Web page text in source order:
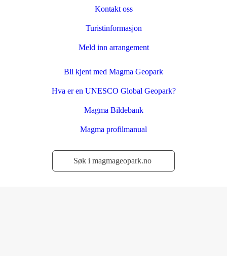
Kontakt oss
Turistinformasjon
Meld inn arrangement
Bli kjent med Magma Geopark
Hva er en UNESCO Global Geopark?
Magma Bildebank
Magma profilmanual
Søk